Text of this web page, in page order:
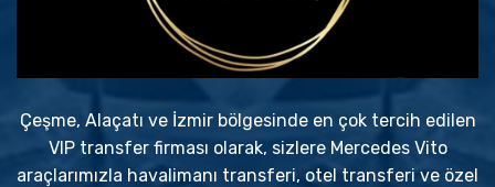
Çeşme, Alaçatı ve İzmir bölgesinde en çok tercih edilen
VIP transfer firması olarak, sizlere Mercedes Vito
araçlarımızla havalimanı transferi, otel transferi ve özel